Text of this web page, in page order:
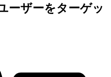
ーザーをターゲッ